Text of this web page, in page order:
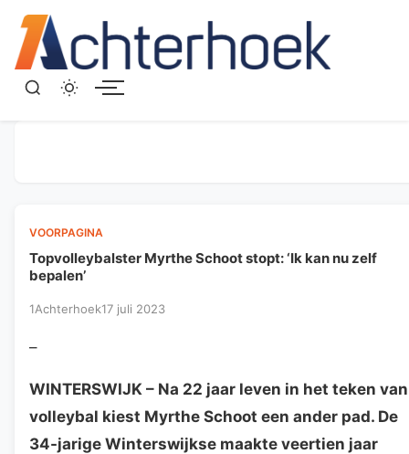
VOORPAGINA
Topvolleybalster Myrthe Schoot stopt: ‘Ik kan nu zelf
bepalen’
1Achterhoek17 juli 2023
–
WINTERSWIJK – Na 22 jaar leven in het teken van
volleybal kiest Myrthe Schoot een ander pad. De
34-jarige Winterswijkse maakte veertien jaar